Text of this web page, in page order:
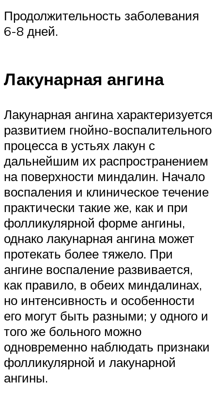
Продолжительность заболевания
6-8 дней.
Лакунарная ангина
Лакунарная ангина характеризуется
развитием гнойно-воспалительного
процесса в устьях лакун с
дальнейшим их распространением
на поверхности миндалин. Начало
воспаления и клиническое течение
практически такие же, как и при
фолликулярной форме ангины,
однако лакунарная ангина может
протекать более тяжело. При
ангине воспаление развивается,
как правило, в обеих миндалинах,
но интенсивность и особенности
его могут быть разными; у одного и
того же больного можно
одновременно наблюдать признаки
фолликулярной и лакунарной
ангины.